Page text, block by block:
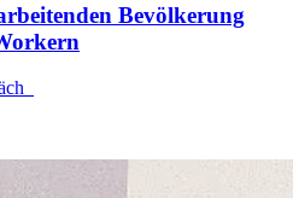
Bevölkerung